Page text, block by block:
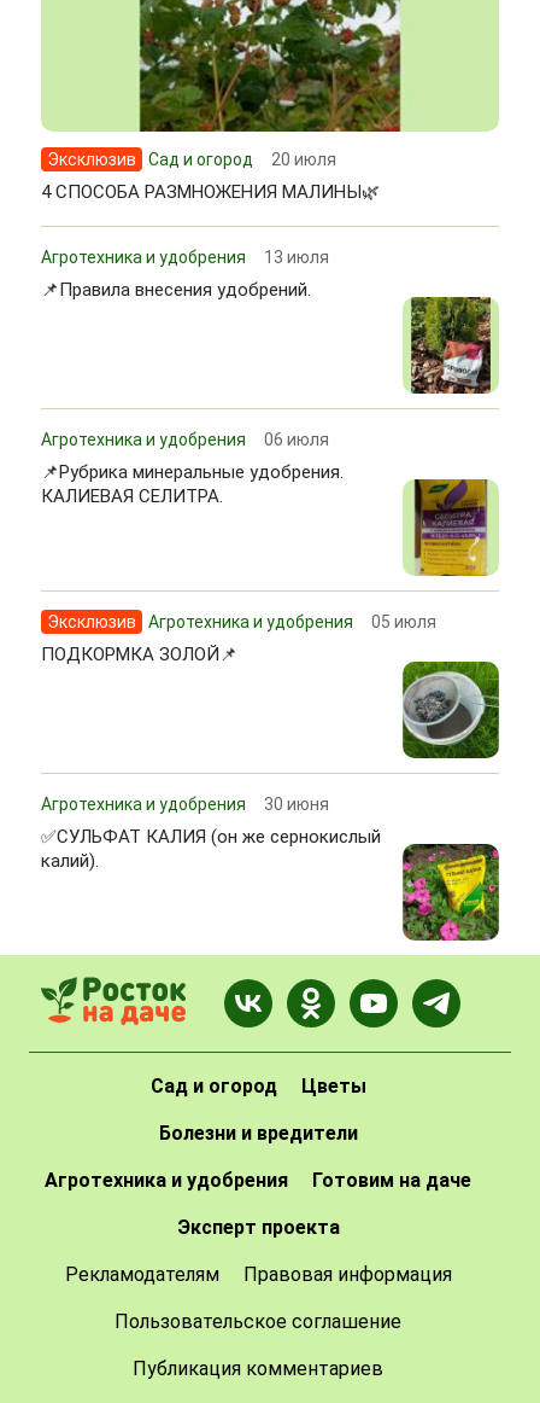
Эксклюзив Сад и огород 20 июля
4 СПОСОБА РАЗМНОЖЕНИЯ МАЛИНЫ🌿
Агротехника и удобрения 13 июля
📌Правила внесения удобрений.
Агротехника и удобрения 06 июля
📌Рубрика минеральные удобрения.
КАЛИЕВАЯ СЕЛИТРА.
Эксклюзив Агротехника и удобрения 05 июля
ПОДКОРМКА ЗОЛОЙ📌
Агротехника и удобрения 30 июня
✅СУЛЬФАТ КАЛИЯ (он же сернокислый
калий).
Сад и огород Цветы
Болезни и вредители
Агротехника и удобрения Готовим на даче
Эксперт проекта
Рекламодателям Правовая информация
Пользовательское соглашение
Публикация комментариев